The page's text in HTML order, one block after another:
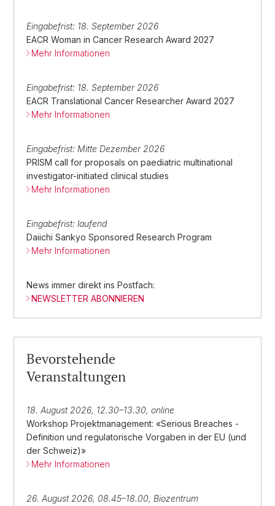
Eingabefrist: 18. September 2026
EACR Woman in Cancer Research Award 2027
Mehr Informationen
Eingabefrist: 18. September 2026
EACR Translational Cancer Researcher Award 2027
Mehr Informationen
Eingabefrist: Mitte Dezember 2026
PRISM call for proposals on paediatric multinational
investigator-initiated clinical studies
Mehr Informationen
Eingabefrist: laufend
Daiichi Sankyo Sponsored Research Program
Mehr Informationen
News immer direkt ins Postfach:
NEWSLETTER ABONNIEREN
Bevorstehende
Veranstaltungen
18. August 2026, 12.30–13.30, online
Workshop Projektmanagement: «Serious Breaches -
Definition und regulatorische Vorgaben in der EU (und
der Schweiz)»
Mehr Informationen
26. August 2026, 08.45–18.00, Biozentrum